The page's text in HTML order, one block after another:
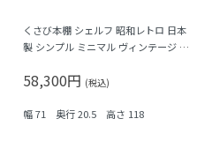
くさび本棚 シェルフ 昭和レトロ 日本
製 シンプル ミニマル ヴィンテージ 木
58,300円 (税込)
幅 71 奥行 20.5 高さ 118